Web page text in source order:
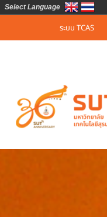
ระบบ TCAS
Select Language